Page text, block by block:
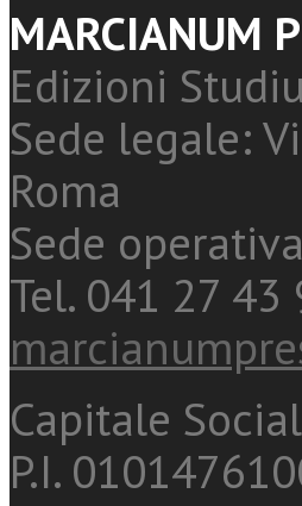
MARCIANUM
Edizioni
Sede legale:
Roma
Sede
Tel. 041 27 43
Capitale
P.I.